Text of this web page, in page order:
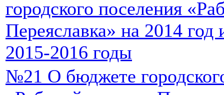
городского поселения
Переяславка» на 2014
2015-2016 годы
№21 О бюджете